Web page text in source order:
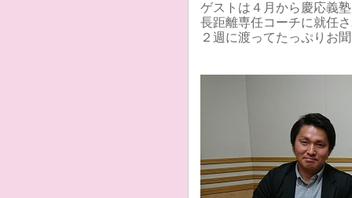
ゲストは４月から慶応義
長距離専任コーチに就任
２週に渡ってたっぷりお